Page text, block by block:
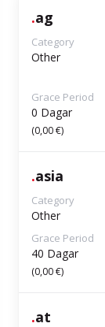
.ag
Category
Other
Grace Period
0 Dagar
(0,00 €)
.asia
Category
Other
Grace Period
40 Dagar
(0,00 €)
.at